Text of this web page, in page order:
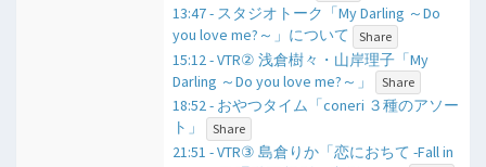
13:47 - スタジオトーク「My Darling ～Do
you love me?～」について
Share
15:12 - VTR② 浅倉樹々・山岸理子「My
Darling ～Do you love me?～」
Share
18:52 - おやつタイム「coneri ３種のアソー
ト」
Share
21:51 - VTR③ 島倉りか「恋におちて -Fall in